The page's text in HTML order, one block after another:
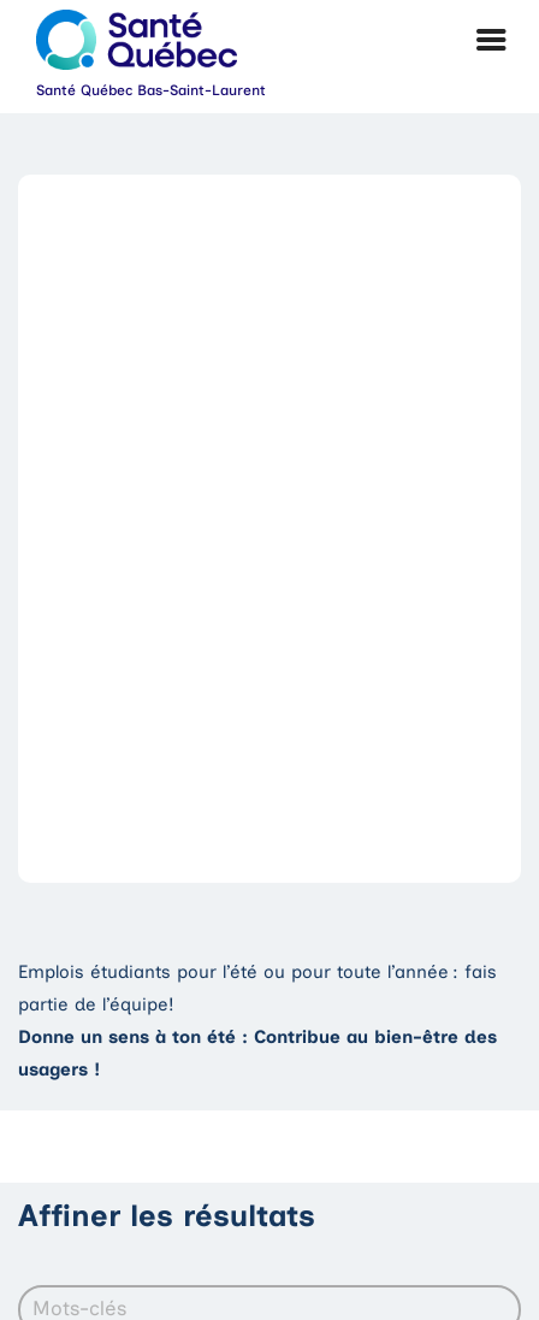
Emplois étudiants pour l’été ou pour toute l’année : fais
partie de l’équipe!
Donne un sens à ton été : Contribue au bien-être des
usagers !
Affiner les résultats